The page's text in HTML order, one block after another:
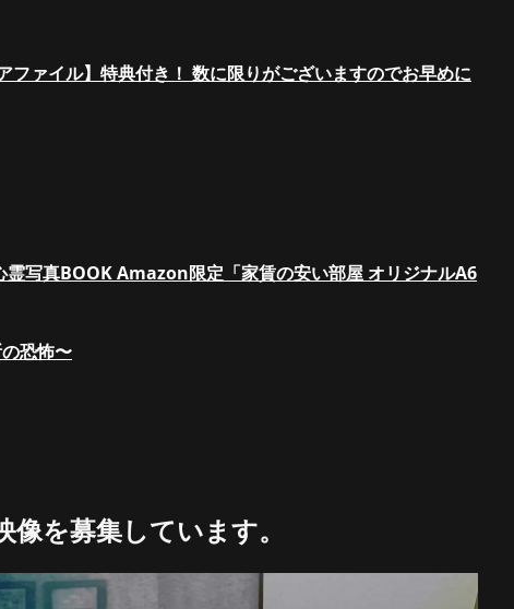
ァイル】特典付き！ 数に限りがございますのでお早めに
写真BOOK Amazon限定「家賃の安い部屋 オリジナルA6
恐怖〜
を募集しています。